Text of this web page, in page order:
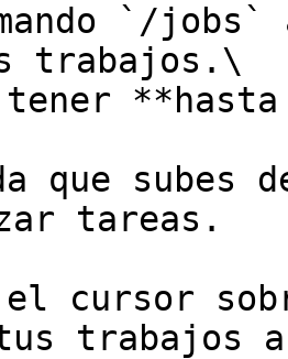
`/jobs`
trabajos.\
tener
que subes
tareas.
el cursor
trabajos